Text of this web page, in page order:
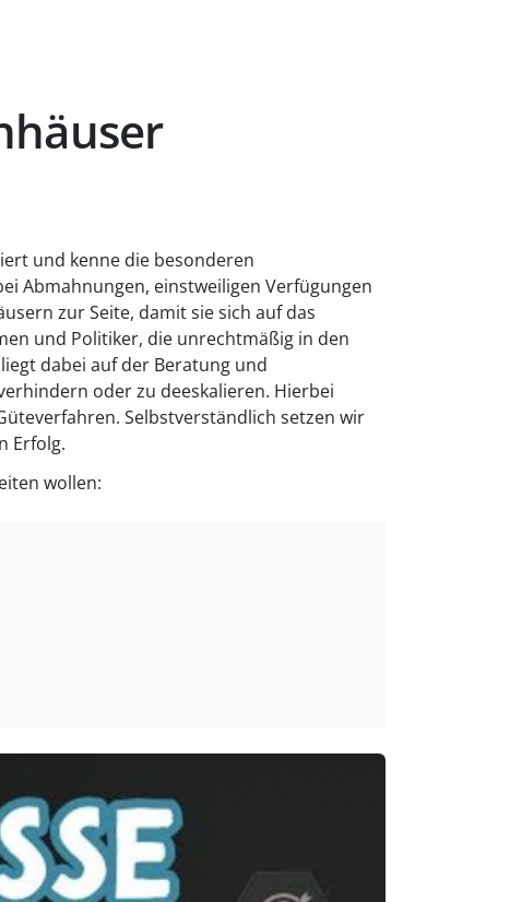
und kenne die besonderen
Abmahnungen, einstweiligen Verfügungen
zur Seite, damit sie sich auf das
und Politiker, die unrechtmäßig in den
dabei auf der Beratung und
oder zu deeskalieren. Hierbei
Selbstverständlich setzen wir
Erfolg.
wollen: